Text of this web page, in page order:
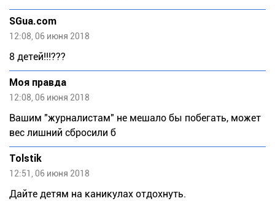
SGua.com
12:08, 06 июня 2018
8 детей!!!???
Моя правда
12:08, 06 июня 2018
Вашим "журналистам" не мешало бы побегать, может
вес лишний сбросили б
Tolstik
12:51, 06 июня 2018
Дайте детям на каникулах отдохнуть.